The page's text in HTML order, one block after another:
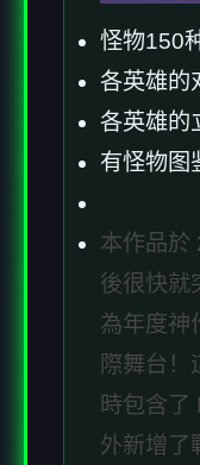
怪物150
各英雄的
各英雄的
有怪物图
本作品於
後很快就
為年度神
際舞台！
時包含了
外新增了